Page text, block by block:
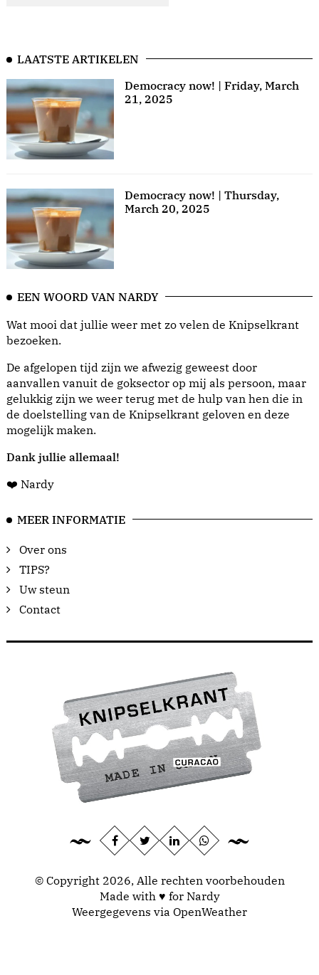
LAATSTE ARTIKELEN
Democracy now! | Friday, March
21, 2025
Democracy now! | Thursday,
March 20, 2025
EEN WOORD VAN NARDY
Wat mooi dat jullie weer met zo velen de Knipselkrant
bezoeken.
De afgelopen tijd zijn we afwezig geweest door
aanvallen vanuit de goksector op mij als persoon, maar
gelukkig zijn we weer terug met de hulp van hen die in
de doelstelling van de Knipselkrant geloven en deze
mogelijk maken.
Dank jullie allemaal!
❤️ Nardy
MEER INFORMATIE
Over ons
TIPS?
Uw steun
Contact
© Copyright 2026, Alle rechten voorbehouden
Made with ♥ for Nardy
Weergegevens via OpenWeather